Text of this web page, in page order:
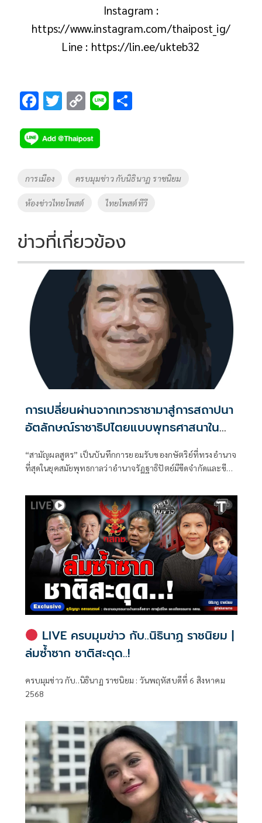
Instagram :
https://www.instagram.com/thaipost_ig/
Line : https://lin.ee/ukteb32
F
e
b
o
o
k
T
tt
er
C
p
y
Li
Li
Tags
การเมือง ครบมุมข่าว กับนิธินาฏ ราชนิยม
ห้องข่าวไทยโพสต์ ไทยโพสต์ทีวี
ข่าวที่เกี่ยวข้อง
การเปลี่ยนผ่านจากเทวราชามาสู่การสถาปนา
อัตลักษณ์ราชาธิปไตยแบบพุทธศาสนาใน
พระไตรปิฏก : สามัญผลสูตรในฐานะทฤษฎี
ขีดจำกัดของอำนาจรัฐเหนือแรงงานและ
ทรัพย์สิน
“สามัญผลสูตร” เป็นบันทึกการยอมรับของกษัตริย์ที่ทรงอำนาจ
ที่สุดในยุคสมัยพุทธกาลว่าอำนาจรัฏฐาธิปัตย์มีขีดจำกัดและขีด
LIVE ครบมุมข่าว กับ..นิธินาฏ ราชนิยม |
ล่มซ้ำซาก ชาติสะดุด..!
ครบมุมข่าว กับ..นิธินาฏ ราชนิยม : วันพฤหัสบดีที่ 6 สิงหาคม
2568